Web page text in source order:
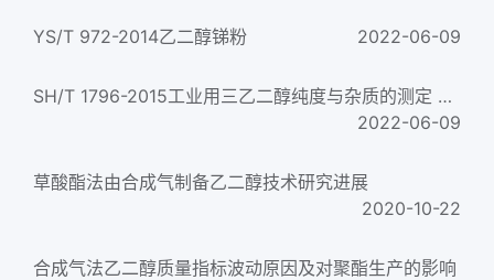
YS/T 972-2014乙二醇锑粉 2022-06-09
SH/T 1796-2015工业用三乙二醇纯度与杂质的测定 气相色谱法
2022-06-09
草酸酯法由合成气制备乙二醇技术研究进展
2020-10-22
合成气法乙二醇质量指标波动原因及对聚酯生产的影响